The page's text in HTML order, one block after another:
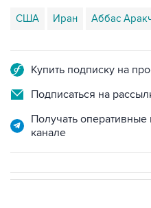
США Иран Аббас
Купить подписку на
Подписаться на
Получать
канале